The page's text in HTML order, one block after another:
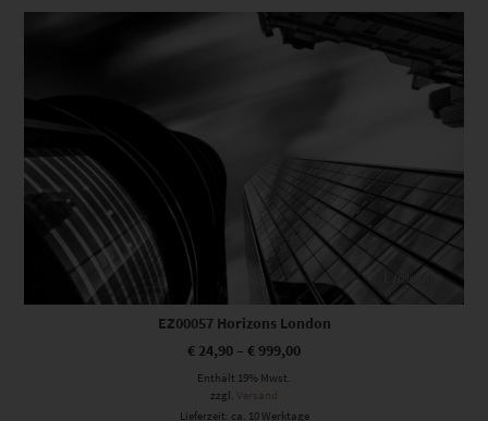
Dieses Produkt weist mehrere Varianten auf. Die Optionen können auf der Produktseite gewählt werden
EZ00057 Horizons London
€ 24,90 – € 999,00
Enthält 19% Mwst.
zzgl.
Versand
Lieferzeit: ca. 10 Werktage